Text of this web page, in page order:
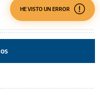
HE VISTO UN ERROR